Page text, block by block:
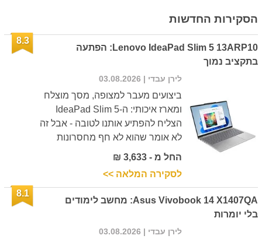
הסקירות החדשות
Lenovo IdeaPad Slim 5 13ARP10: הפתעה
בתקציב נמוך
8.3
לירן עבדי | 03.08.2026
ביצועים מעבר למצופה, מסך מוצלח
ומארז איכותי: ה-IdeaPad Slim 5
הצליח להפתיע אותנו לטובה - אבל זה
לא אומר שהוא לא חף מחסרונות
החל מ - 3,633 ₪
לסקירה המלאה >>
Asus Vivobook 14 X1407QA: מחשב לימודים
בלי יומרות
8.1
לירן עבדי | 03.08.2026